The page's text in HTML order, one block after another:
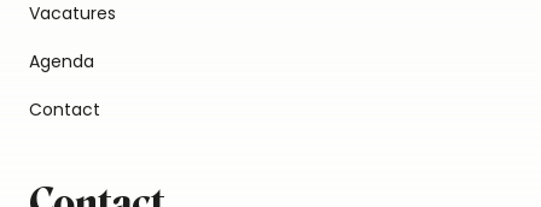
Vacatures
Agenda
Contact